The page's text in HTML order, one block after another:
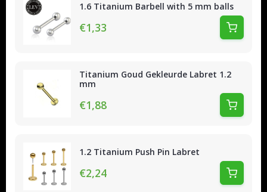
1.6 Titanium Barbell with 5 mm balls
€1,33
Titanium Goud Gekleurde Labret 1.2
mm
€1,88
1.2 Titanium Push Pin Labret
€2,24